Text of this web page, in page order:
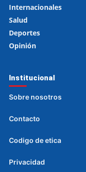
Internacionales
Salud
Deportes
Opinión
Institucional
Sobre nosotros
Contacto
Codigo de etica
Privacidad